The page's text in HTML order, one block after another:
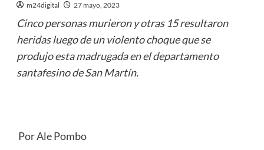
m24digital 27 mayo, 2023
Cinco personas murieron y otras 15 resultaron
heridas luego de un violento choque que se
produjo esta madrugada en el departamento
santafesino de San Martín.
Por Ale Pombo